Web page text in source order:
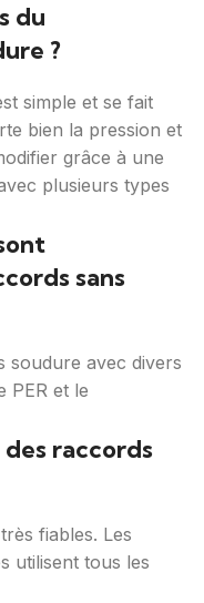
du
?
simple et se fait
bien la pression et
grâce à une
plusieurs types
sans
soudure avec divers
PER et le
raccords
fiables. Les
utilisent tous les